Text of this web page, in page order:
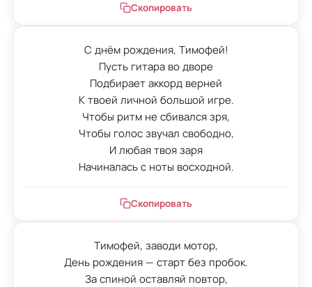
Скопировать
С днём рождения, Тимофей!
Пусть гитара во дворе
Подбирает аккорд верней
К твоей личной большой игре.
Чтобы ритм не сбивался зря,
Чтобы голос звучал свободно,
И любая твоя заря
Начиналась с ноты восходной.
Скопировать
Тимофей, заводи мотор,
День рождения — старт без пробок.
За спиной оставляй повтор,